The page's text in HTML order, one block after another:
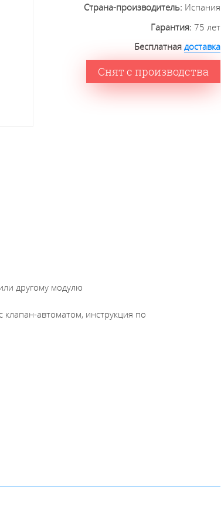
Страна-производитель: Испания
Гарантия:75 лет
Бесплатнаядоставка
Снят с производства
другому модулю
автоматом, инструкция по